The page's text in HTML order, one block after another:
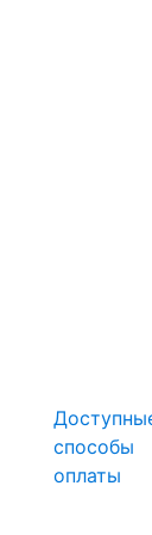
способы
оплаты